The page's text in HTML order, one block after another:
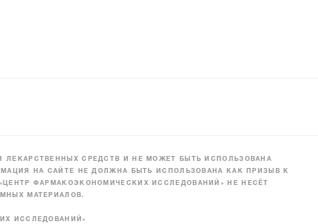
СРЕДСТВ И НЕ МОЖЕТ БЫТЬ ИСПОЛЬЗОВАНА
НА САЙТЕ НЕ ДОЛЖНА БЫТЬ ИСПОЛЬЗОВАНА КАК ПРИЗЫВ К
ФАРМАКОЭКОНОМИЧЕСКИХ ИССЛЕДОВАНИЙ» НЕ НЕСЁТ
МАТЕРИАЛОВ.
ИССЛЕДОВАНИЙ»